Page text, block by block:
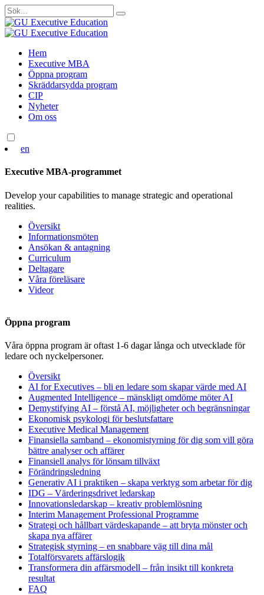
Sök
efter:
Skip
content
Hem
Executive MBA
Öppna program
Skräddarsydda program
CIP
Nyheter
Om oss
en
Executive MBA-programmet
Develop your capabilities to manage strategic and operational
realities.
Översikt
Informationsmöten
Ansökan & antagning
Curriculum
Deltagare
Våra föreläsare
Videor
Öppna program
Våra öppna program är oftast 1-6 dagar långa och utvecklade för
ledare och nyckelpersoner.
Översikt
AI for Executives – bli en ledare som skapar värde med AI
Augmented Intelligence – mänskligt omdöme möter AI
Demystifying AI – förstå AI, möjligheter och begränsningar
Ekonomisk psykologi för beslutsfattare
Executive Medical Management
Finansiella samband – ekonomistyrning för dig som vill göra
bättre analyser och affärer
Finansiell analys för lönsam tillväxt
Förändringsledning
Generativ AI i praktiken – skapa verktyg som arbetar för dig
IDG – Värderingsdrivet ledarskap
Innovationsledarskap – kreativ problemlösning
Interim Management Professional Programme
Strategi och hållbart värdeskapande – att bryta mönster och
skapa nya affärer
Strategisk styrning – en snabbare väg till dina mål
Totalförsvarets affärslogik
Transformera din affärsmodell – från insikt till konkreta
resultat
FAQ